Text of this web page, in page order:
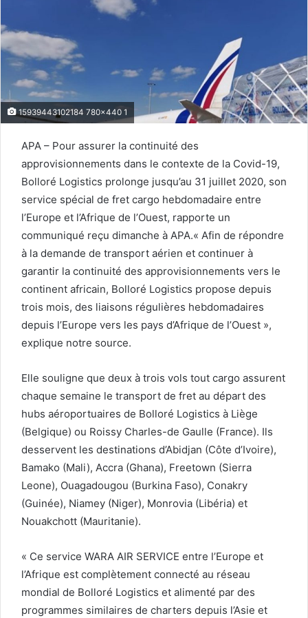
15939443102184 780x440 1
APA – Pour assurer la continuité des
approvisionnements dans le contexte de la Covid-19,
Bolloré Logistics prolonge jusqu’au 31 juillet 2020, son
service spécial de fret cargo hebdomadaire entre
l’Europe et l’Afrique de l’Ouest, rapporte un
communiqué reçu dimanche à APA.« Afin de répondre
à la demande de transport aérien et continuer à
garantir la continuité des approvisionnements vers le
continent africain, Bolloré Logistics propose depuis
trois mois, des liaisons régulières hebdomadaires
depuis l’Europe vers les pays d’Afrique de l’Ouest »,
explique notre source.
Elle souligne que deux à trois vols tout cargo assurent
chaque semaine le transport de fret au départ des
hubs aéroportuaires de Bolloré Logistics à Liège
(Belgique) ou Roissy Charles-de Gaulle (France). Ils
desservent les destinations d’Abidjan (Côte d’Ivoire),
Bamako (Mali), Accra (Ghana), Freetown (Sierra
Leone), Ouagadougou (Burkina Faso), Conakry
(Guinée), Niamey (Niger), Monrovia (Libéria) et
Nouakchott (Mauritanie).
« Ce service WARA AIR SERVICE entre l’Europe et
l’Afrique est complètement connecté au réseau
mondial de Bolloré Logistics et alimenté par des
programmes similaires de charters depuis l’Asie et